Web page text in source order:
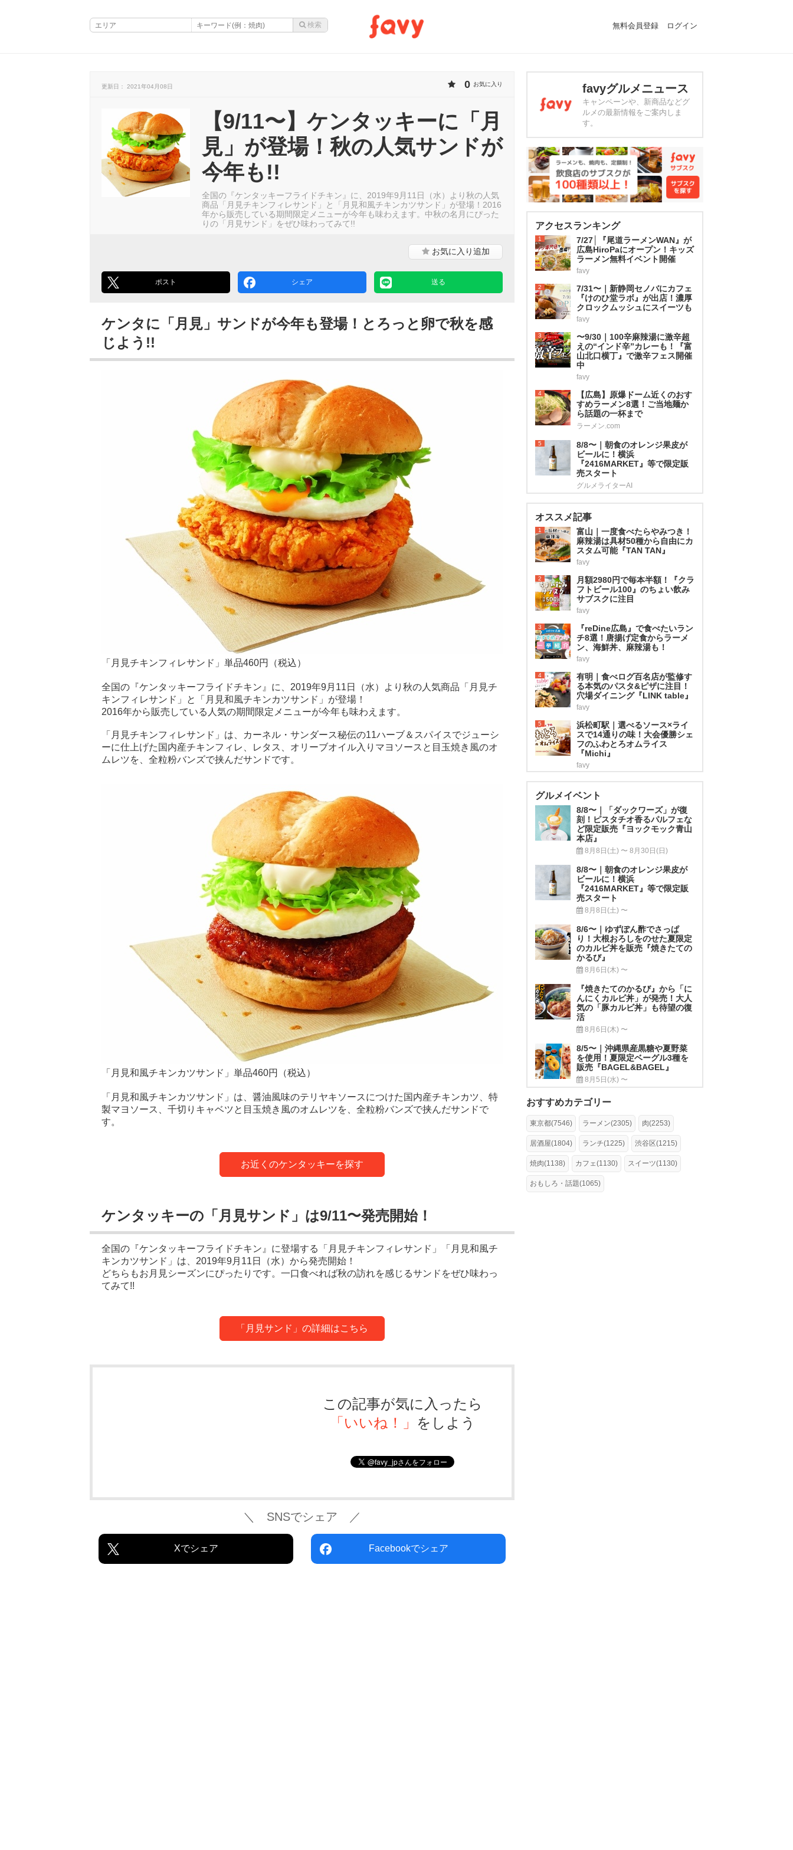
無料会員登録 ログイン
更新日： 2021年04月08日 0 お気に入り
【9/11〜】ケンタッキーに「月
見」が登場！秋の人気サンドが
今年も!!
全国の『ケンタッキーフライドチキン』に、2019年9月11日（水）より秋の人気
商品「月見チキンフィレサンド」と「月見和風チキンカツサンド」が登場！2016
年から販売している期間限定メニューが今年も味わえます。中秋の名月にぴった
りの「月見サンド」をぜひ味わってみて!!
お気に入り追加
ポスト シェア 送る
ケンタに「月見」サンドが今年も登場！とろっと卵で秋を感
じよう!!
「月見チキンフィレサンド」単品460円（税込）
全国の『ケンタッキーフライドチキン』に、2019年9月11日（水）より秋の人気商品「月見チ
キンフィレサンド」と「月見和風チキンカツサンド」が登場！
2016年から販売している人気の期間限定メニューが今年も味わえます。
「月見チキンフィレサンド」は、カーネル・サンダース秘伝の11ハーブ＆スパイスでジューシ
ーに仕上げた国内産チキンフィレ、レタス、オリーブオイル入りマヨソースと目玉焼き風のオ
ムレツを、全粒粉バンズで挟んだサンドです。
「月見和風チキンカツサンド」単品460円（税込）
「月見和風チキンカツサンド」は、醤油風味のテリヤキソースにつけた国内産チキンカツ、特
製マヨソース、千切りキャベツと目玉焼き風のオムレツを、全粒粉バンズで挟んだサンドで
す。
お近くのケンタッキーを探す
ケンタッキーの「月見サンド」は9/11〜発売開始！
全国の『ケンタッキーフライドチキン』に登場する「月見チキンフィレサンド」「月見和風チ
キンカツサンド」は、2019年9月11日（水）から発売開始！
どちらもお月見シーズンにぴったりです。一口食べれば秋の訪れを感じるサンドをぜひ味わっ
てみて!!
「月見サンド」の詳細はこちら
この記事が気に入ったら
「いいね！」 をしよう
＼ SNSでシェア ／
Xでシェア Facebookでシェア
favyグルメニュース
キャンペーンや、新商品などグ
ルメの最新情報をご案内しま
す。
アクセスランキング
1
7/27│『尾道ラーメンWAN』が
広島HiroPaにオープン！キッズ
ラーメン無料イベント開催
favy
2
7/31〜｜新静岡セノバにカフェ
『けのひ堂ラボ』が出店！濃厚
クロックムッシュにスイーツも
favy
3
〜9/30｜100辛麻辣湯に激辛超
えの“インド辛”カレーも！『富
山北口横丁』で激辛フェス開催
中
favy
4
【広島】原爆ドーム近くのおす
すめラーメン8選！ご当地麺か
ら話題の一杯まで
ラーメン.com
5
8/8〜｜朝食のオレンジ果皮が
ビールに！横浜
『2416MARKET』等で限定販
売スタート
グルメライターAI
オススメ記事
1
富山｜一度食べたらやみつき！
麻辣湯は具材50種から自由にカ
スタム可能『TAN TAN』
favy
2
月額2980円で毎本半額！『クラ
フトビール100』のちょい飲み
サブスクに注目
favy
3
『reDine広島』で食べたいラン
チ8選！唐揚げ定食からラーメ
ン、海鮮丼、麻辣湯も！
favy
4
有明｜食べログ百名店が監修す
る本気のパスタ&ピザに注目！
穴場ダイニング『LINK table』
favy
5
浜松町駅｜選べるソース×ライ
スで14通りの味！大会優勝シェ
フのふわとろオムライス
『Michi』
favy
グルメイベント
8/8〜｜「ダックワーズ」が復
刻！ピスタチオ香るパルフェな
ど限定販売『ヨックモック青山
本店』
8月8日(土) 〜 8月30日(日)
8/8〜｜朝食のオレンジ果皮が
ビールに！横浜
『2416MARKET』等で限定販
売スタート
8月8日(土) 〜
8/6〜｜ゆずぽん酢でさっぱ
り！大根おろしをのせた夏限定
のカルビ丼を販売『焼きたての
かるび』
8月6日(木) 〜
『焼きたてのかるび』から「に
んにくカルビ丼」が発売！大人
気の「豚カルビ丼」も待望の復
活
8月6日(木) 〜
8/5〜｜沖縄県産黒糖や夏野菜
を使用！夏限定ベーグル3種を
販売『BAGEL&BAGEL』
8月5日(水) 〜
おすすめカテゴリー
東京都(7546) ラーメン(2305) 肉(2253)
居酒屋(1804) ランチ(1225) 渋谷区(1215)
焼肉(1138) カフェ(1130) スイーツ(1130)
おもしろ・話題(1065)